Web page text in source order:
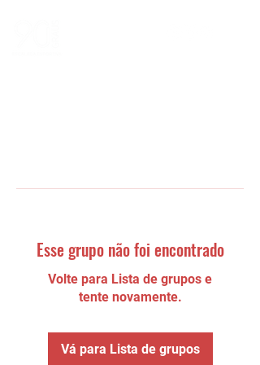
Esse grupo não foi encontrado
Volte para Lista de grupos e
tente novamente.
Vá para Lista de grupos